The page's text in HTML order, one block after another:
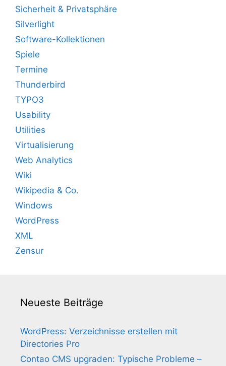
Sicherheit & Privatsphäre
Silverlight
Software-Kollektionen
Spiele
Termine
Thunderbird
TYPO3
Usability
Utilities
Virtualisierung
Web Analytics
Wiki
Wikipedia & Co.
Windows
WordPress
XML
Zensur
Neueste Beiträge
WordPress: Verzeichnisse erstellen mit
Directories Pro
Contao CMS upgraden: Typische Probleme –